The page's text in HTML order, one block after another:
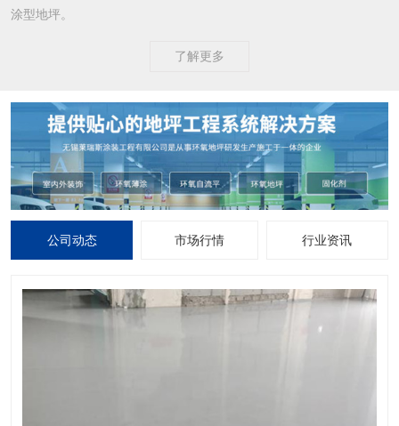
涂型地坪。
了解更多
公司动态 市场行情 行业资讯